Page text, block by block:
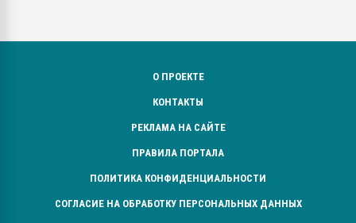
О ПРОЕКТЕ
КОНТАКТЫ
РЕКЛАМА НА САЙТЕ
ПРАВИЛА ПОРТАЛА
ПОЛИТИКА КОНФИДЕНЦИАЛЬНОСТИ
СОГЛАСИЕ НА ОБРАБОТКУ ПЕРСОНАЛЬНЫХ ДАННЫХ